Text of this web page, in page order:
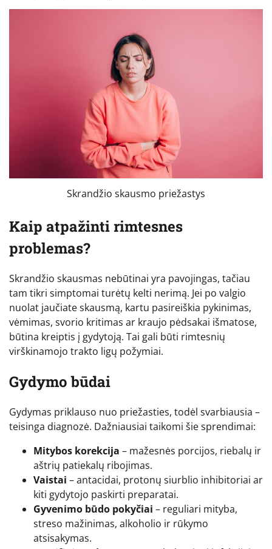
Skrandžio skausmo priežastys
Kaip atpažinti rimtesnes
problemas?
Skrandžio skausmas nebūtinai yra pavojingas, tačiau
tam tikri simptomai turėtų kelti nerimą. Jei po valgio
nuolat jaučiate skausmą, kartu pasireiškia pykinimas,
vėmimas, svorio kritimas ar kraujo pėdsakai išmatose,
būtina kreiptis į gydytoją. Tai gali būti rimtesnių
virškinamojo trakto ligų požymiai.
Gydymo būdai
Gydymas priklauso nuo priežasties, todėl svarbiausia –
teisinga diagnozė. Dažniausiai taikomi šie sprendimai:
Mitybos korekcija – mažesnės porcijos, riebalų ir
aštrių patiekalų ribojimas.
Vaistai – antacidai, protonų siurblio inhibitoriai ar
kiti gydytojo paskirti preparatai.
Gyvenimo būdo pokyčiai – reguliari mityba,
streso mažinimas, alkoholio ir rūkymo
atsisakymas.